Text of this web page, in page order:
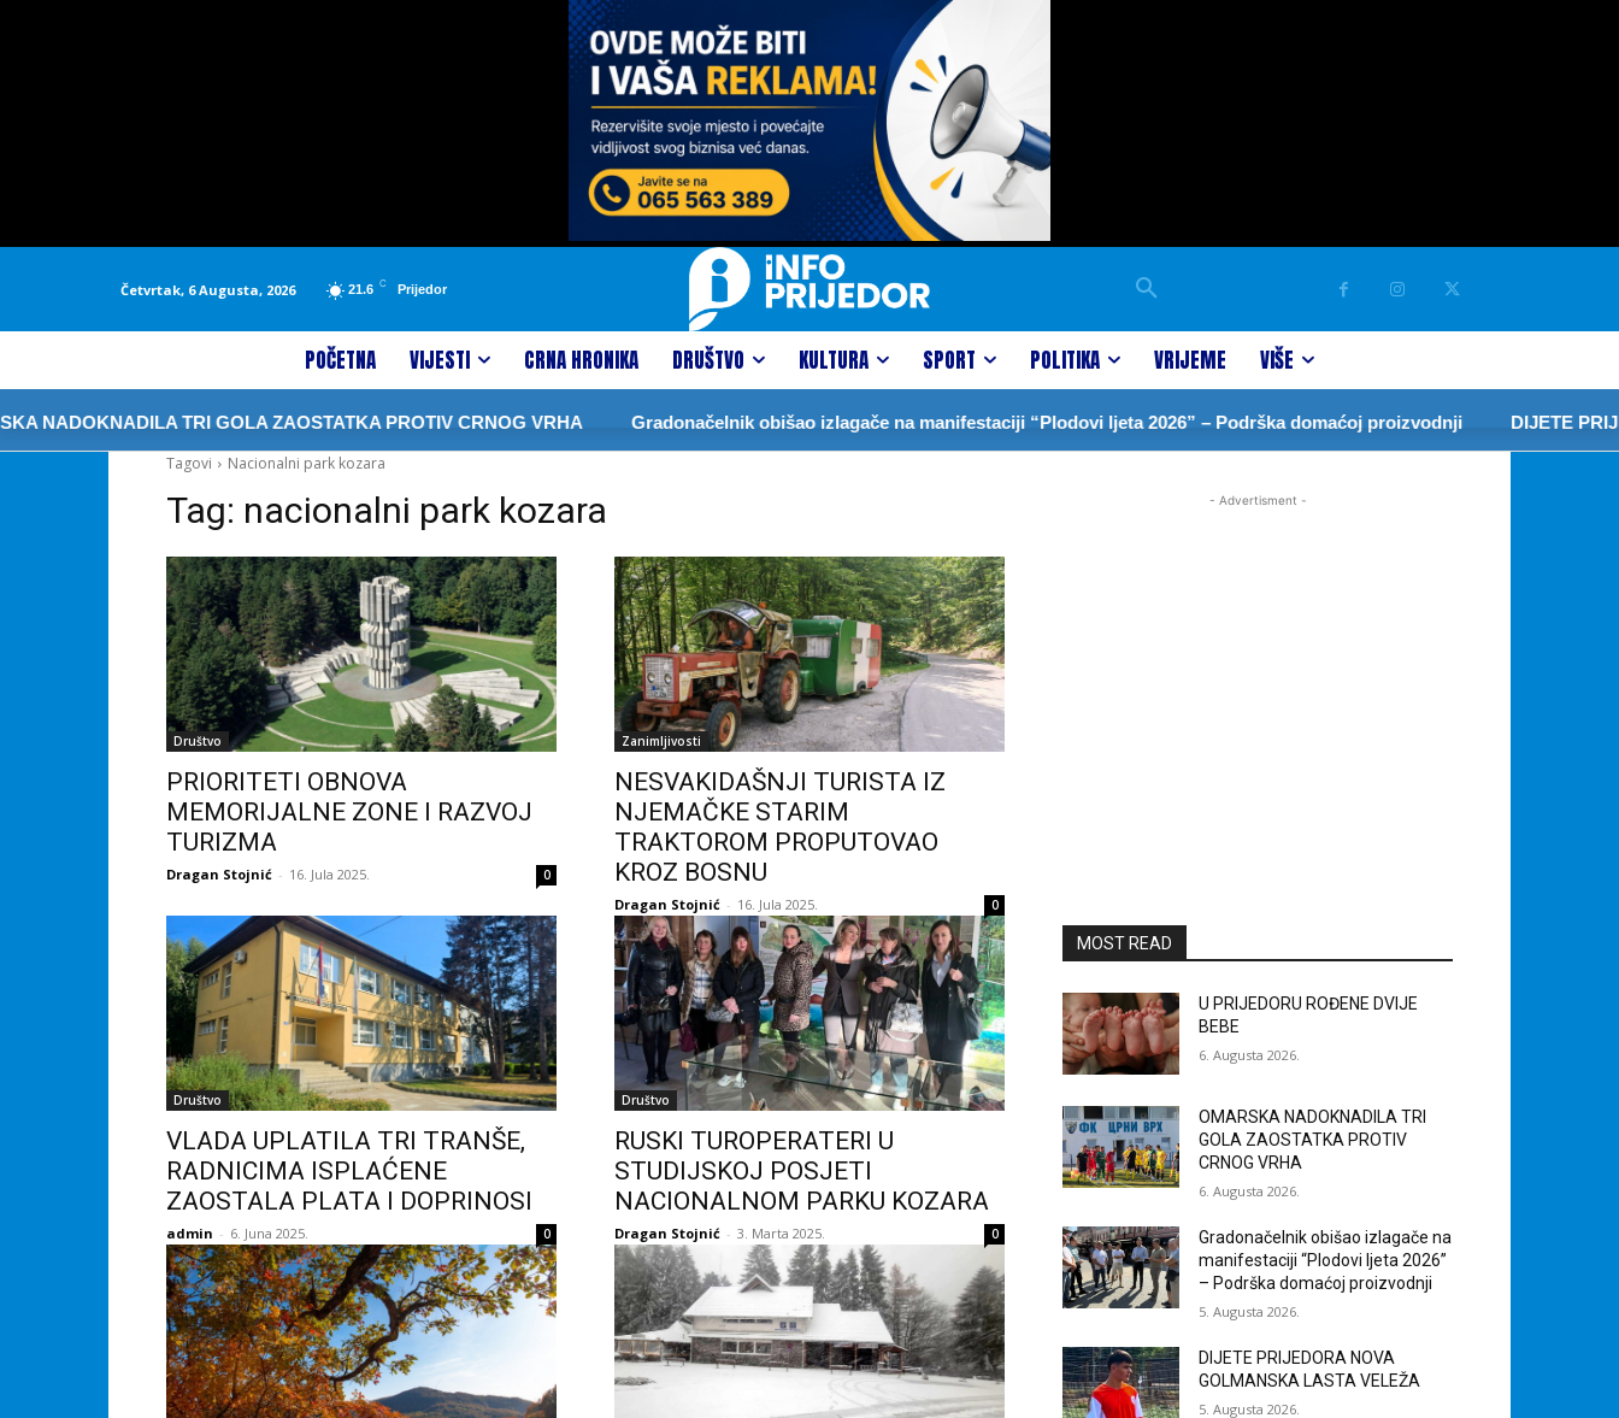
Četvrtak, 6 Augusta, 2026 21.6 C Prijedor
POČETNA VIJESTI CRNA HRONIKA DRUŠTVO KULTURA SPORT POLITIKA VRIJEME VIŠE
TRI GOLA ZAOSTATKA PROTIV CRNOG VRHA Gradonačelnik obišao izlagače na manifestaciji “Plodovi ljeta 2026” – Podrška domaćoj proizvodnji
DIJETE
Tagovi
Nacionalni park kozara
Tag: nacionalni park kozara
Društvo
PRIORITETI OBNOVA
MEMORIJALNE ZONE I RAZVOJ
TURIZMA
Dragan Stojnić - 16. Jula 2025. 0
Zanimljivosti
NESVAKIDAŠNJI TURISTA IZ
NJEMAČKE STARIM
TRAKTOROM PROPUTOVAO
KROZ BOSNU
Dragan Stojnić - 16. Jula 2025. 0
Društvo
VLADA UPLATILA TRI TRANŠE,
RADNICIMA ISPLAĆENE
ZAOSTALA PLATA I DOPRINOSI
admin - 6. Juna 2025. 0
Društvo
RUSKI TUROPERATERI U
STUDIJSKOJ POSJETI
NACIONALNOM PARKU KOZARA
Dragan Stojnić - 3. Marta 2025. 0
- Advertisment -
MOST READ
U PRIJEDORU ROĐENE DVIJE
BEBE
6. Augusta 2026.
OMARSKA NADOKNADILA TRI
GOLA ZAOSTATKA PROTIV
CRNOG VRHA
6. Augusta 2026.
Gradonačelnik obišao izlagače na
manifestaciji “Plodovi ljeta 2026”
– Podrška domaćoj proizvodnji
5. Augusta 2026.
DIJETE PRIJEDORA NOVA
GOLMANSKA LASTA VELEŽA
5. Augusta 2026.